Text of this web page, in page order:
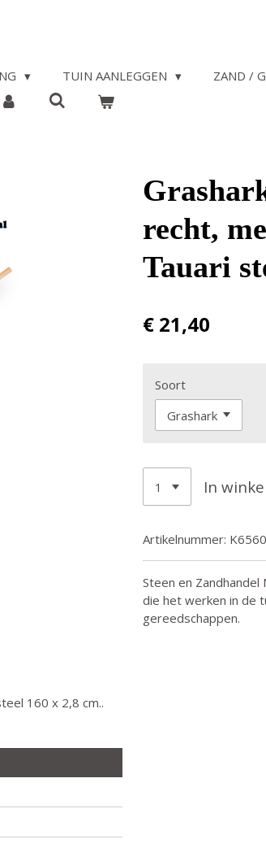
TUIN AANLEGGEN ZAND /
recht,
Tauari
€ 21,40
Soort
In
Artikelnummer:
Steen en
die het werken in de
gereedschappen.
160 x 2,8 cm..